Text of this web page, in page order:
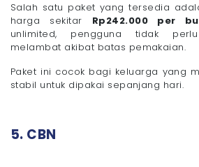
Salah satu paket yang tersedia
harga sekitar Rp242.000 per
unlimited, pengguna tidak
melambat akibat batas pemakaian.
Paket ini cocok bagi keluarga yang
stabil untuk dipakai sepanjang hari.
5. CBN